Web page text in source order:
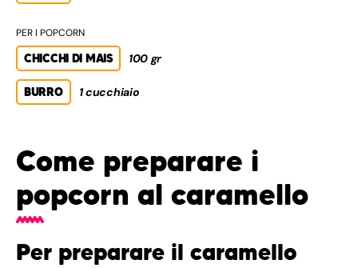
PER I POPCORN
CHICCHI DI MAIS 100 gr
BURRO 1 cucchiaio
Come preparare i
popcorn al caramello
Per preparare il caramello